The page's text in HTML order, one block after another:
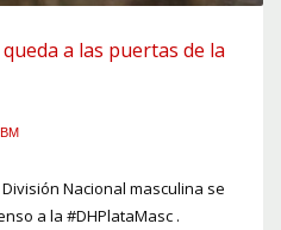
a las puertas de la
Nacional masculina se
a la #DHPlataMasc .